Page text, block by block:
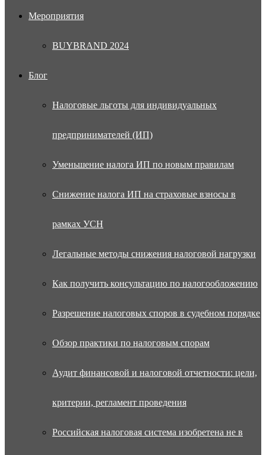
Мероприятия
BUYBRAND 2024
Блог
Налоговые льготы для индивидуальных
предпринимателей (ИП)
Уменьшение налога ИП по новым правилам
Снижение налога ИП на страховые взносы в
рамках УСН
Легальные методы снижения налоговой нагрузки
Как получить консультацию по налогообложению
Разрешение налоговых споров в судебном порядке
Обзор практики по налоговым спорам
Аудит финансовой и налоговой отчетности: цели,
критерии, регламент проведения
Российская налоговая система изобретена не в